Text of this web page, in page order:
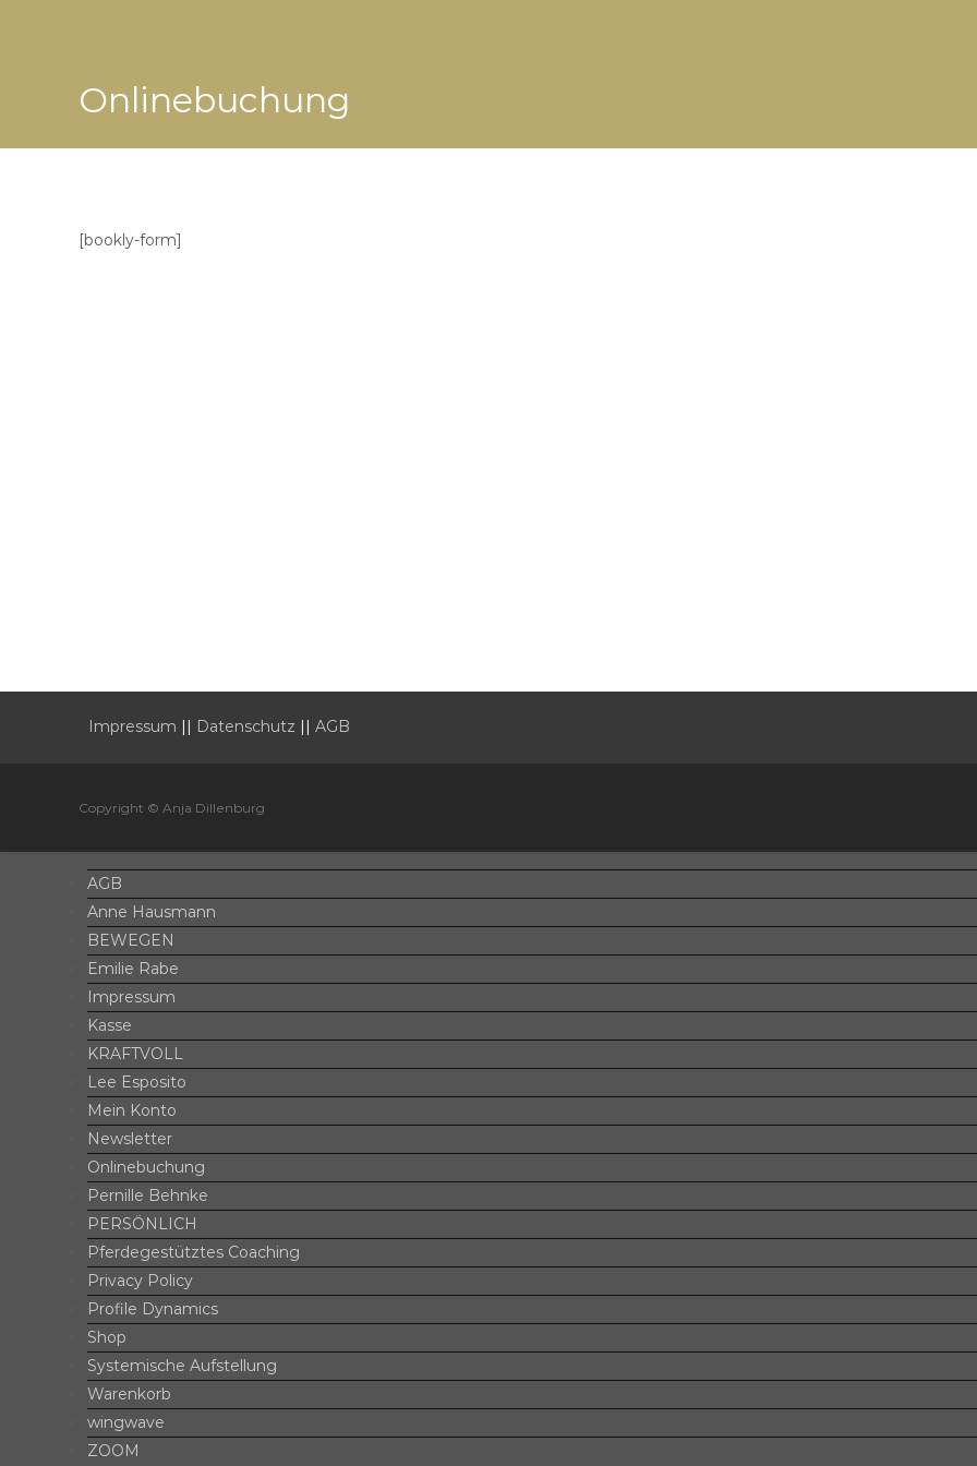
Onlinebuchung
[bookly-form]
Impressum || Datenschutz || AGB
Copyright © Anja Dillenburg
AGB
Anne Hausmann
BEWEGEN
Emilie Rabe
Impressum
Kasse
KRAFTVOLL
Lee Esposito
Mein Konto
Newsletter
Onlinebuchung
Pernille Behnke
PERSÖNLICH
Pferdegestütztes Coaching
Privacy Policy
Profile Dynamics
Shop
Systemische Aufstellung
Warenkorb
wingwave
ZOOM